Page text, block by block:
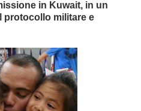
in Kuwait, in un
protocollo militare e